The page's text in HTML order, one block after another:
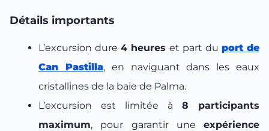
Détails importants
L’excursion dure4 heures et part du port de
Can Pastilla, en naviguant dans les eaux
cristallines de la baie de Palma.
L’excursion est limitée à 8 participants
maximum, pour garantir une expérience